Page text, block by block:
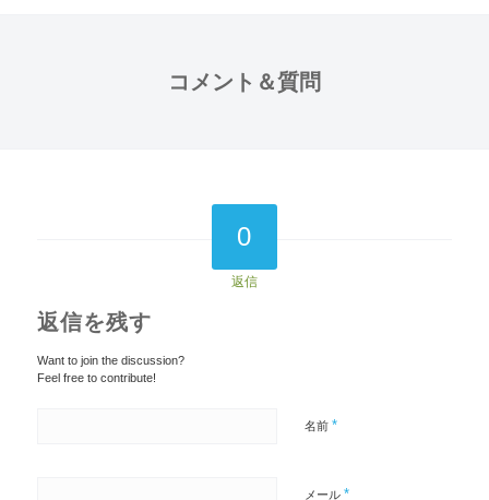
コメント＆質問
0
返信
返信を残す
Want to join the discussion?
Feel free to contribute!
名前 *
メール *